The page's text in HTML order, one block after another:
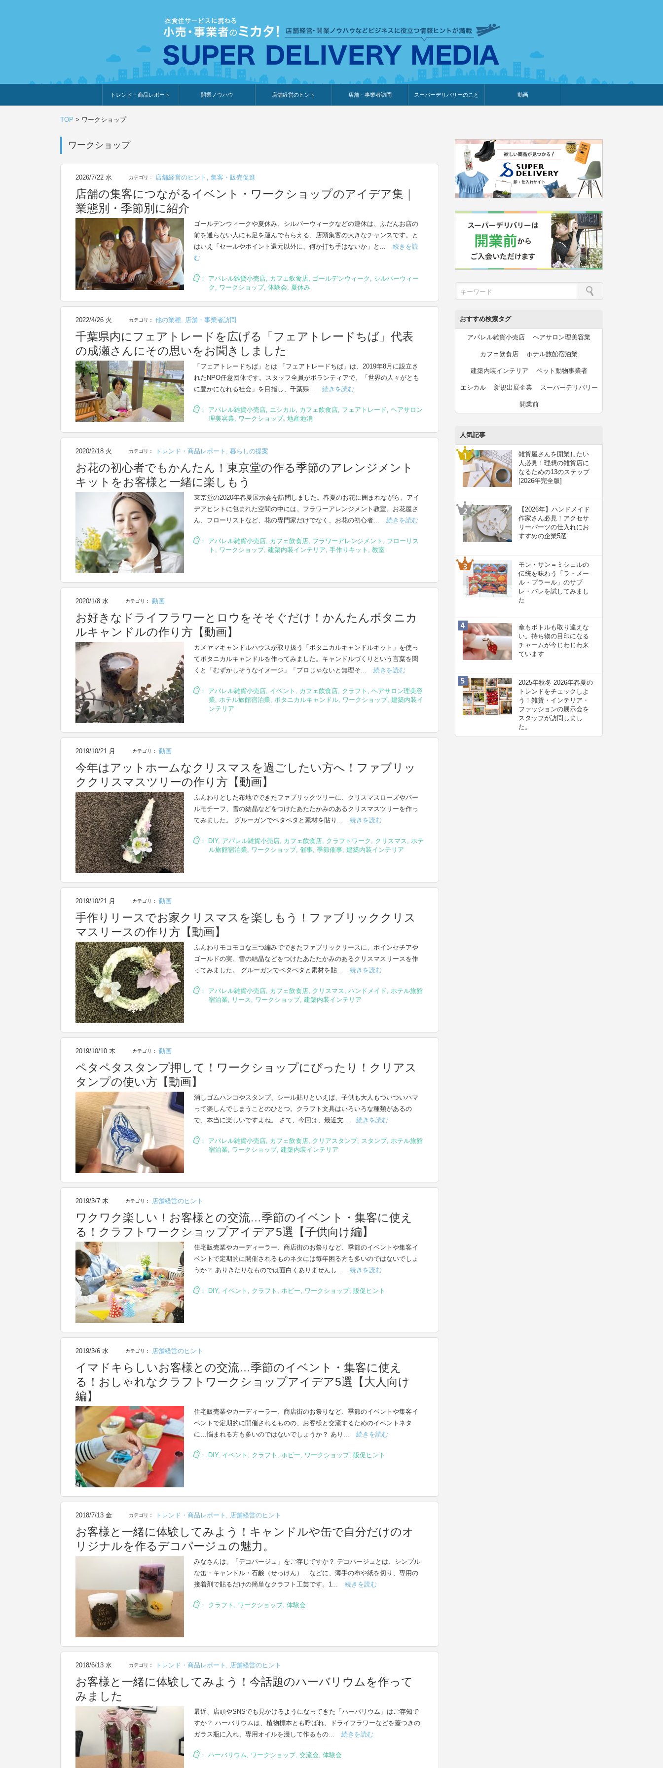
トレンド・商品レポート
トレンド・特集
人気ランキング
出展企業のおすすめ
商品体験・レビュー
暮らしの提案
開業ノウハウ 店舗経営のヒント 店舗・事業者訪問 スーパーデリバリーのこと 動画
TOP > ワークショップ
ワークショップ
2026/7/22 水 カテゴリ： 店舗経営のヒント , 集客・販売促進
店舗の集客につながるイベント・ワークショップのアイデア集｜
業態別・季節別に紹介
ゴールデンウィークや夏休み、シルバーウィークなどの連休は、ふだんお店の
前を通らない人にも足を運んでもらえる、店頭集客の大きなチャンスです。と
はいえ「セールやポイント還元以外に、何か打ち手はないか」と...
続きを読
む
： アパレル雑貨小売店, カフェ飲食店, ゴールデンウィーク , シルバーウィー
ク , ワークショップ, 体験会, 夏休み
2022/4/26 火 カテゴリ： 他の業種, 店舗・事業者訪問
千葉県内にフェアトレードを広げる「フェアトレードちば」代表
の成瀬さんにその思いをお聞きしました
「フェアトレードちば」とは 「フェアトレードちば」は、2019年8月に設立さ
れたNPO任意団体です。スタッフ全員がボランティアで、「世界の人々がとも
に豊かになれる社会」を目指し、千葉県...
続きを読む
： アパレル雑貨小売店, エシカル, カフェ飲食店, フェアトレード, ヘアサロン
理美容業, ワークショップ, 地産地消
2020/2/18 火 カテゴリ： トレンド・商品レポート , 暮らしの提案
お花の初心者でもかんたん！東京堂の作る季節のアレンジメント
キットをお客様と一緒に楽しもう
東京堂の2020年春夏展示会を訪問しました。春夏のお花に囲まれながら、アイ
デアヒントに包まれた空間の中には、フラワーアレンジメント教室、お花屋さ
ん、フローリストなど、花の専門家だけでなく、お花の初心者...
続きを読む
： アパレル雑貨小売店, カフェ飲食店, フラワーアレンジメント , フローリス
ト , ワークショップ, 建築内装インテリア, 手作りキット , 教室
2020/1/8 水 カテゴリ： 動画
お好きなドライフラワーとロウをそそぐだけ！かんたんボタニカ
ルキャンドルの作り方【動画】
カメヤマキャンドルハウスが取り扱う「ボタニカルキャンドルキット」を使っ
てボタニカルキャンドルを作ってみました。キャンドルづくりという言葉を聞
くと「むずかしそうなイメージ」「プロじゃないと無理そ...
続きを読む
： アパレル雑貨小売店, イベント , カフェ飲食店, クラフト , ヘアサロン理美容
業, ホテル旅館宿泊業, ボタニカルキャンドル, ワークショップ, 建築内装イ
ンテリア
2019/10/21 月 カテゴリ： 動画
今年はアットホームなクリスマスを過ごしたい方へ！ファブリッ
ククリスマスツリーの作り方【動画】
ふんわりとした布地でできたファブリックツリーに、クリスマスローズやパー
ルモチーフ、雪の結晶などをつけたあたたかみのあるクリスマスツリーを作っ
てみました。 グルーガンでペタペタと素材を貼り...
続きを読む
： DIY, アパレル雑貨小売店, カフェ飲食店, クラフトワーク , クリスマス, ホテ
ル旅館宿泊業, ワークショップ, 催事, 季節催事, 建築内装インテリア
2019/10/21 月 カテゴリ： 動画
手作りリースでお家クリスマスを楽しもう！ファブリッククリス
マスリースの作り方【動画】
ふんわりモコモコな三つ編みでできたファブリックリースに、ポインセチアや
ゴールドの実、雪の結晶などをつけたあたたかみのあるクリスマスリースを作
ってみました。 グルーガンでペタペタと素材を貼...
続きを読む
： アパレル雑貨小売店, カフェ飲食店, クリスマス, ハンドメイド, ホテル旅館
宿泊業, リース, ワークショップ, 建築内装インテリア
2019/10/10 木 カテゴリ： 動画
ペタペタスタンプ押して！ワークショップにぴったり！クリアス
タンプの使い方【動画】
消しゴムハンコやスタンプ、シール貼りといえば、子供も大人もついついハマ
って楽しんでしまうことのひとつ。クラフト文具はいろいろな種類があるの
で、本当に楽しいですよね。 さて、今回は、最近文...
続きを読む
： アパレル雑貨小売店, カフェ飲食店, クリアスタンプ, スタンプ, ホテル旅館
宿泊業, ワークショップ, 建築内装インテリア
2019/3/7 木 カテゴリ： 店舗経営のヒント
ワクワク楽しい！お客様との交流…季節のイベント・集客に使え
る！クラフトワークショップアイデア5選【子供向け編】
住宅販売業やカーディーラー、商店街のお祭りなど、季節のイベントや集客イ
ベントで定期的に開催されるものネタには毎年困る方も多いのではないでしょ
うか？ ありきたりなものでは面白くありませんし...
続きを読む
： DIY, イベント , クラフト , ホビー, ワークショップ, 販促ヒント
2019/3/6 水 カテゴリ： 店舗経営のヒント
イマドキらしいお客様との交流…季節のイベント・集客に使え
る！おしゃれなクラフトワークショップアイデア5選【大人向け
編】
住宅販売業やカーディーラー、商店街のお祭りなど、季節のイベントや集客イ
ベントで定期的に開催されるものの、お客様と交流するためのイベントネタ
に…悩まれる方も多いのではないでしょうか？ あり...
続きを読む
： DIY, イベント , クラフト , ホビー, ワークショップ, 販促ヒント
2018/7/13 金 カテゴリ： トレンド・商品レポート , 店舗経営のヒント
お客様と一緒に体験してみよう！キャンドルや缶で自分だけのオ
リジナルを作るデコパージュの魅力。
みなさんは、「デコパージュ」をご存じですか？ デコパージュとは、シンプル
な缶・キャンドル・石鹸（せっけん）…などに、薄手の布や紙を切り、専用の
接着剤で貼るだけの簡単なクラフト工芸です。1...
続きを読む
： クラフト , ワークショップ, 体験会
2018/6/13 水 カテゴリ： トレンド・商品レポート , 店舗経営のヒント
お客様と一緒に体験してみよう！今話題のハーバリウムを作って
みました
最近、店頭やSNSでも見かけるようになってきた「ハーバリウム」はご存知で
すか？ ハーバリウムは、植物標本とも呼ばれ、ドライフラワーなどを蓋つきの
ガラス瓶に入れ、専用オイルを浸して作るもの...
続きを読む
： ハーバリウム, ワークショップ, 交流会, 体験会
おすすめ検索タグ
アパレル雑貨小売店 ヘアサロン理美容業
カフェ飲食店 ホテル旅館宿泊業
建築内装インテリア ペット動物事業者
エシカル 新規出展企業 スーパーデリバリー
開業前
人気記事
雑貨屋さんを開業したい
人必見！理想の雑貨店に
なるための13のステップ
[2026年完全版]
【2026年】ハンドメイド
作家さん必見！アクセサ
リーパーツの仕入れにお
すすめの企業5選
モン・サン＝ミシェルの
伝統を味わう「ラ・メー
ル・プラール」のサブ
レ・パレを試してみまし
た
傘もボトルも取り違えな
い。持ち物の目印になる
チャームが今じわじわ来
ています
2025年秋冬-2026年春夏の
トレンドをチェックしよ
う！雑貨・インテリア・
ファッションの展示会を
スタッフが訪問しまし
た。